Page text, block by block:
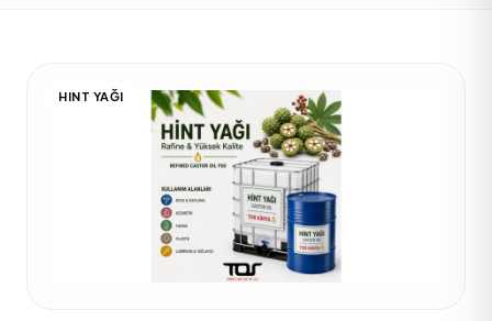
HINT YAĞI